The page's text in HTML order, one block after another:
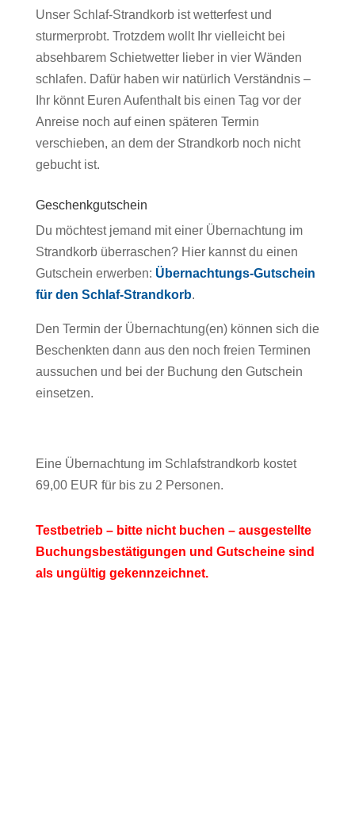
Unser Schlaf-Strandkorb ist wetterfest und
sturmerprobt. Trotzdem wollt Ihr vielleicht bei
absehbarem Schietwetter lieber in vier Wänden
schlafen. Dafür haben wir natürlich Verständnis –
Ihr könnt Euren Aufenthalt bis einen Tag vor der
Anreise noch auf einen späteren Termin
verschieben, an dem der Strandkorb noch nicht
gebucht ist.
Geschenkgutschein
Du möchtest jemand mit einer Übernachtung im
Strandkorb überraschen? Hier kannst du einen
Gutschein erwerben: Übernachtungs-Gutschein
für den Schlaf-Strandkorb.
Den Termin der Übernachtung(en) können sich die
Beschenkten dann aus den noch freien Terminen
aussuchen und bei der Buchung den Gutschein
einsetzen.
Eine Übernachtung im Schlafstrandkorb kostet
69,00 EUR für bis zu 2 Personen.
Testbetrieb – bitte nicht buchen – ausgestellte
Buchungsbestätigungen und Gutscheine sind
als ungültig gekennzeichnet.